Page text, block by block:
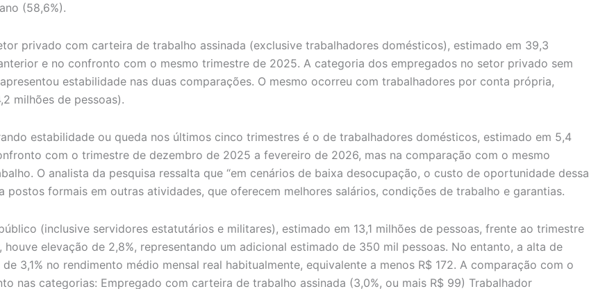
(58,6%).
privado com carteira de trabalho assinada (exclusive trabalhadores domésticos), estimado em 39,3
e no confronto com o mesmo trimestre de 2025. A categoria dos empregados no setor privado sem
estabilidade nas duas comparações. O mesmo ocorreu com trabalhadores por conta própria,
milhões de pessoas).
estabilidade ou queda nos últimos cinco trimestres é o de trabalhadores domésticos, estimado em 5,4
com o trimestre de dezembro de 2025 a fevereiro de 2026, mas na comparação com o mesmo
O analista da pesquisa ressalta que “em cenários de baixa desocupação, o custo de oportunidade dessa
formais em outras atividades, que oferecem melhores salários, condições de trabalho e garantias.
(inclusive servidores estatutários e militares), estimado em 13,1 milhões de pessoas, frente ao trimestre
elevação de 2,8%, representando um adicional estimado de 350 mil pessoas. No entanto, a alta de
3,1% no rendimento médio mensal real habitualmente, equivalente a menos R$ 172. A comparação com o
nas categorias: Empregado com carteira de trabalho assinada (3,0%, ou mais R$ 99) Trabalhador